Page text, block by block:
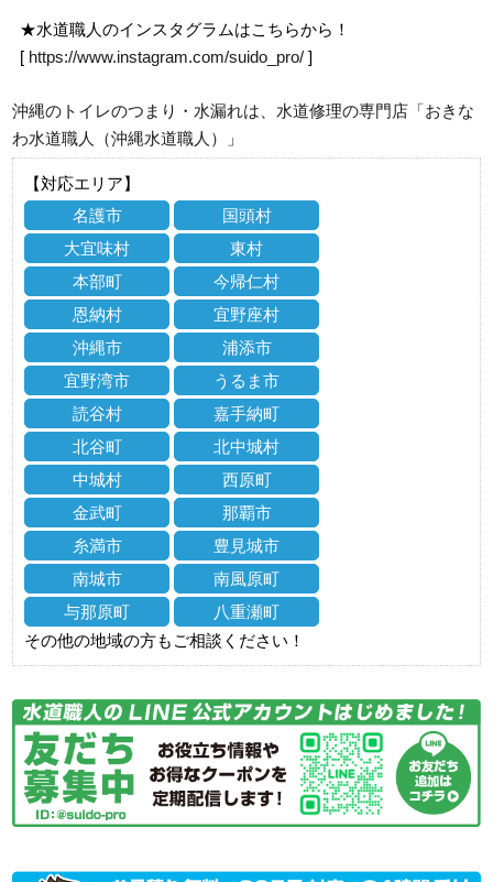
★水道職人のインスタグラムはこちらから！
[ https://www.instagram.com/suido_pro/ ]
沖縄のトイレのつまり・水漏れは、水道修理の専門店「おきな
わ水道職人（沖縄水道職人）」
【対応エリア】
名護市
国頭村
大宜味村
東村
本部町
今帰仁村
恩納村
宜野座村
沖縄市
浦添市
宜野湾市
うるま市
読谷村
嘉手納町
北谷町
北中城村
中城村
西原町
金武町
那覇市
糸満市
豊見城市
南城市
南風原町
与那原町
八重瀬町
その他の地域の方もご相談ください！